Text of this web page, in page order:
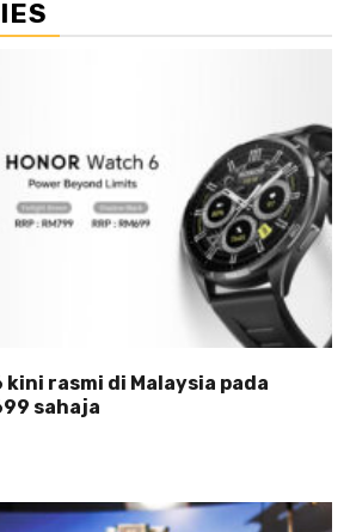
kini rasmi di Malaysia pada
sahaja